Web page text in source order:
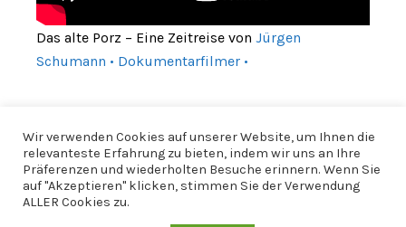
Das alte Porz – Eine Zeitreise von Jürgen
Schumann • Dokumentarfilmer •
Wir verwenden Cookies auf unserer Website, um Ihnen die
relevanteste Erfahrung zu bieten, indem wir uns an Ihre
Präferenzen und wiederholten Besuche erinnern. Wenn Sie
auf "Akzeptieren" klicken, stimmen Sie der Verwendung
ALLER Cookies zu.